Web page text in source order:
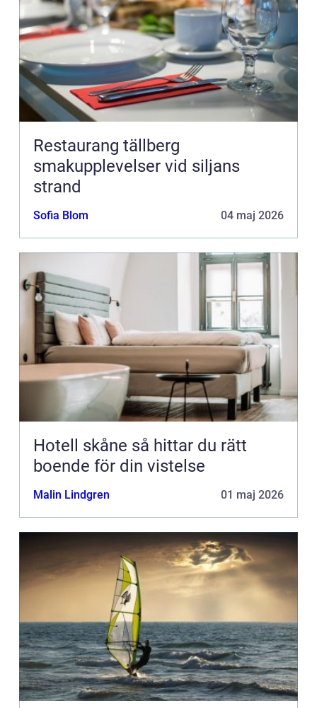
Restaurang tällberg
smakupplevelser vid siljans
strand
Sofia Blom 04 maj 2026
Hotell skåne så hittar du rätt
boende för din vistelse
Malin Lindgren 01 maj 2026